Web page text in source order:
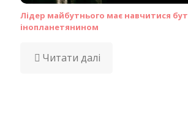
Лідер майбутнього має навчитися
інопланетянином
Читати далі